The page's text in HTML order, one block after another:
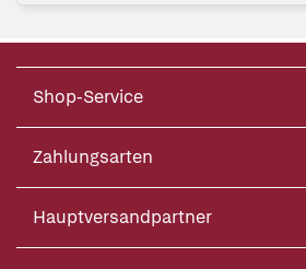
Shop-Service
Zahlungsarten
Hauptversandpartner